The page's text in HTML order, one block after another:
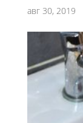
авг 30, 2019